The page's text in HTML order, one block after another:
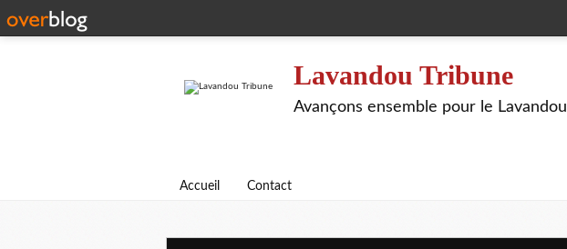
Lavandou Tribune
Avançons ensemble pour le Lavandou
Accueil Contact